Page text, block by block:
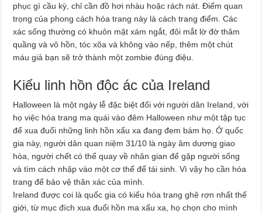
phục gì cầu kỳ, chỉ cần đồ hơi nhàu hoặc rách nát. Điểm quan
trọng của phong cách hóa trang này là cách trang điểm. Các
xác sống thường có khuôn mặt xám ngắt, đôi mắt lờ đờ thâm
quầng và vô hồn, tóc xõa và không vào nếp, thêm một chút
máu giả bạn sẽ trở thành một zombie đúng điệu.
Kiểu linh hồn độc ác của Ireland
Halloween là một ngày lễ đặc biệt đối với người dân Ireland, với
họ việc hóa trang ma quái vào đêm Halloween như một tập tục
để xua đuổi những linh hồn xấu xa đang đem bám họ. Ở quốc
gia này, người dân quan niệm 31/10 là ngày âm dương giao
hòa, người chết có thể quay về nhân gian để gặp người sống
và tìm cách nhập vào một cơ thể để tái sinh. Vì vậy họ cần hóa
trang để bảo vệ thân xác của mình.
Ireland được coi là quốc gia có kiểu hóa trang ghê rợn nhất thế
giới, từ mục đích xua đuổi hồn ma xấu xa, họ chọn cho mình